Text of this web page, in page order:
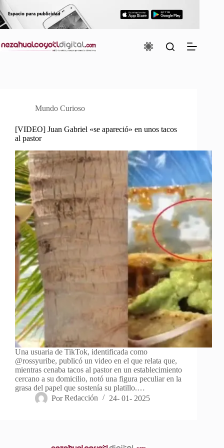
Saltar
al
contenido
Mundo Curioso
[VIDEO] Juan Gabriel «se apareció» en unos tacos
al pastor
Una usuaria de TikTok, identificada como
@rossyuribe, publicó un video en el que relata que,
mientras cenaba tacos al pastor en un establecimiento
cercano a su domicilio, notó una figura peculiar en la
grasa del papel que sostenía su platillo.…
Por Redacción 24- 01- 2025